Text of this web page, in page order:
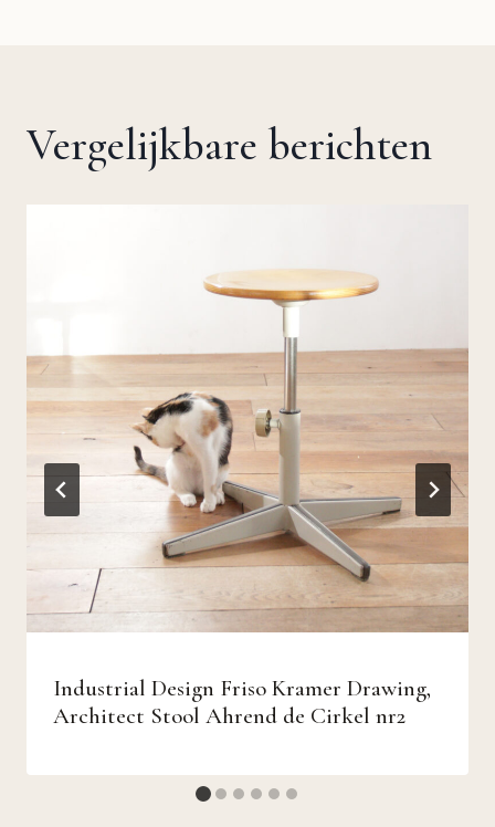
Vergelijkbare berichten
Industrial Design Friso Kramer Drawing,
Architect Stool Ahrend de Cirkel nr2